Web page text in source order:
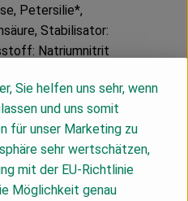
Petersilie*,
Stabilisator:
Natriumnitrit
Erzeugung
100g
Sie helfen uns sehr, wenn
und uns somit
für unser Marketing zu
sehr wertschätzen,
mit der EU-Richtlinie
Möglichkeit genau